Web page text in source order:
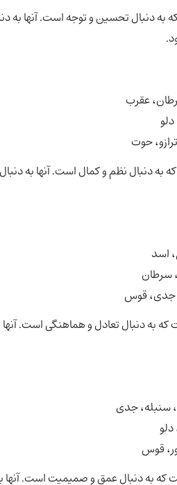
دنبال تحسین و توجه است. آنها به
عقرب
حوت
دنبال نظم و کمال است. آنها به
اسد
سرطان
جدی، قوس
که به دنبال تعادل و هماهنگی است.
سنبله، جدی
دلو
قوس
به دنبال عمق و صمیمیت است. آنها